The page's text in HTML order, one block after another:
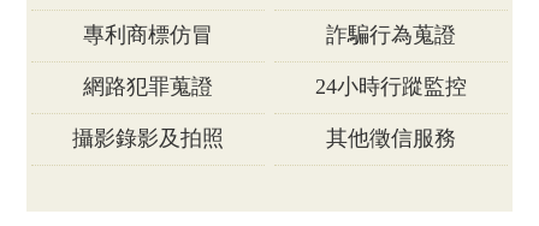
專利商標仿冒 詐騙行為蒐證
網路犯罪蒐證 24小時行蹤監控
攝影錄影及拍照 其他徵信服務